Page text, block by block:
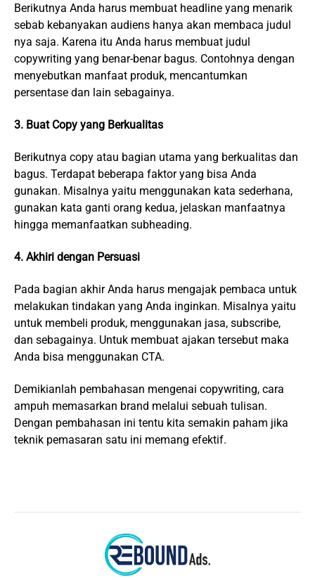
Berikutnya Anda harus membuat headline yang menarik
sebab kebanyakan audiens hanya akan membaca judul
nya saja. Karena itu Anda harus membuat judul
copywriting yang benar-benar bagus. Contohnya dengan
menyebutkan manfaat produk, mencantumkan
persentase dan lain sebagainya.
3. Buat Copy yang Berkualitas
Berikutnya copy atau bagian utama yang berkualitas dan
bagus. Terdapat beberapa faktor yang bisa Anda
gunakan. Misalnya yaitu menggunakan kata sederhana,
gunakan kata ganti orang kedua, jelaskan manfaatnya
hingga memanfaatkan subheading.
4. Akhiri dengan Persuasi
Pada bagian akhir Anda harus mengajak pembaca untuk
melakukan tindakan yang Anda inginkan. Misalnya yaitu
untuk membeli produk, menggunakan jasa, subscribe,
dan sebagainya. Untuk membuat ajakan tersebut maka
Anda bisa menggunakan CTA.
Demikianlah pembahasan mengenai copywriting, cara
ampuh memasarkan brand melalui sebuah tulisan.
Dengan pembahasan ini tentu kita semakin paham jika
teknik pemasaran satu ini memang efektif.